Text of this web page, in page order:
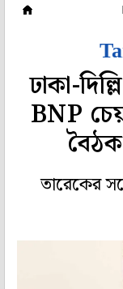
ঢাকা-
BNP
বৈঠক
তারেকের